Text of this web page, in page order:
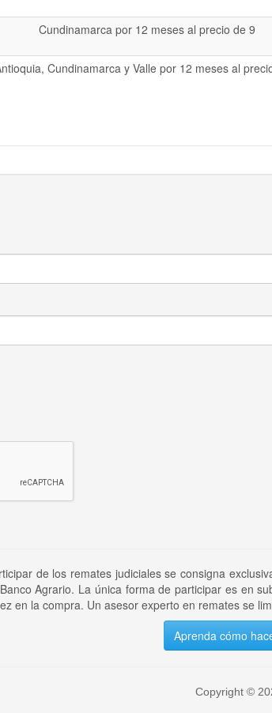
Cundinamarca por 12 meses al precio de 9
Cundinamarca y Valle por 12 meses al
de los remates judiciales se consigna
Agrario. La única forma de participar es en
en la compra. Un asesor experto en remates se
Aprenda cómo
Copyright ©